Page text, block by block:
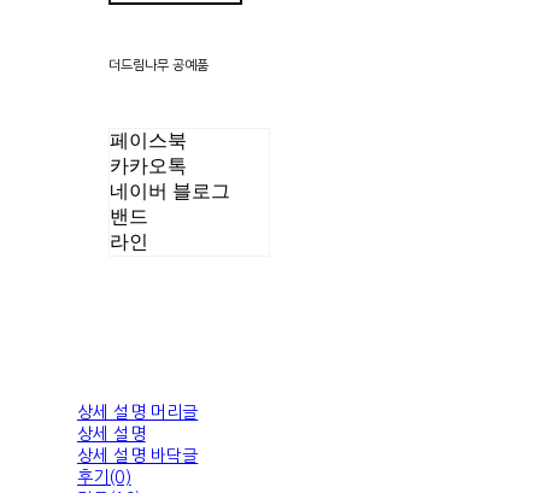
더드림나무 공예품
페이스북
카카오톡
네이버 블로그
밴드
라인
상세 설명 머리글
상세 설명
상세 설명 바닥글
후기(0)